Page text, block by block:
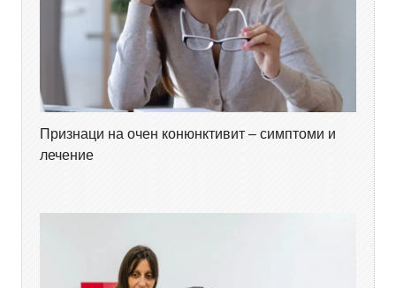
Признаци на очен конюнктивит – симптоми и
лечение